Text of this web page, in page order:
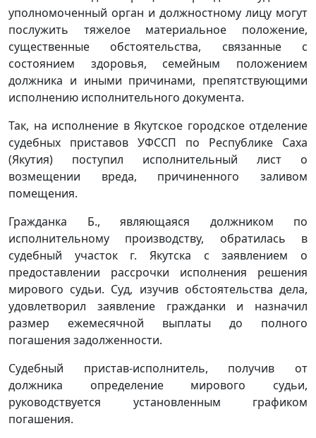
уполномоченный орган и должностному лицу могут
послужить тяжелое материальное положение,
существенные обстоятельства, связанные с
состоянием здоровья, семейным положением
должника и иными причинами, препятствующими
исполнению исполнительного документа.
Так, на исполнение в Якутское городское отделение
судебных приставов УФССП по Республике Саха
(Якутия) поступил исполнительный лист о
возмещении вреда, причиненного заливом
помещения.
Гражданка Б., являющаяся должником по
исполнительному производству, обратилась в
судебный участок г. Якутска с заявлением о
предоставлении рассрочки исполнения решения
мирового судьи. Суд, изучив обстоятельства дела,
удовлетворил заявление гражданки и назначил
размер ежемесячной выплаты до полного
погашения задолженности.
Судебный пристав-исполнитель, получив от
должника определение мирового судьи,
руководствуется установленным графиком
погашения.